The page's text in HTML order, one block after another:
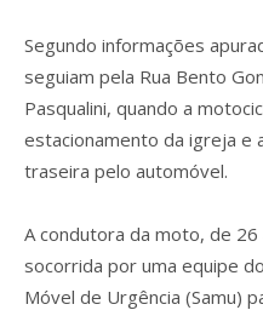
Segundo informações
seguiam pela Rua Bento
Pasqualini, quando a
estacionamento da igreja e
traseira pelo automóvel.
A condutora da moto, de
socorrida por uma equipe
Móvel de Urgência (Samu)